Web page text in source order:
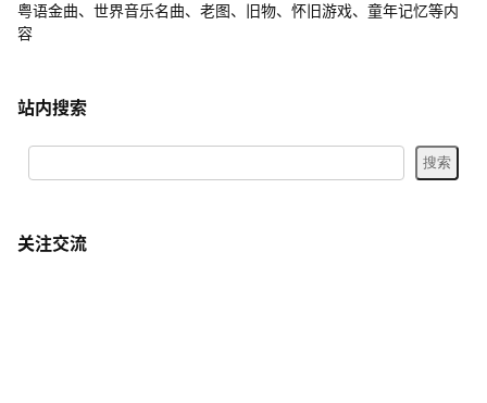
粤语金曲、世界音乐名曲、老图、旧物、怀旧游戏、童年记忆等内
容
站内搜索
关注交流